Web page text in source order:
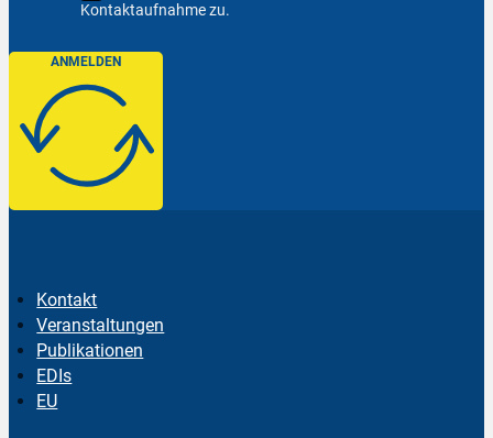
Kontaktaufnahme zu.
ANMELDEN
Kontakt
Veranstaltungen
Publikationen
EDIs
EU